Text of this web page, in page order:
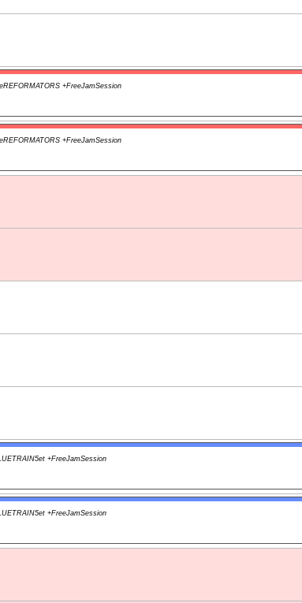
+FreeJamSession
+FreeJamSession
+FreeJamSession
+FreeJamSession